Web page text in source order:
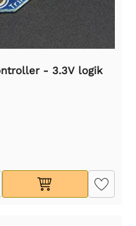
- 3.3V logik